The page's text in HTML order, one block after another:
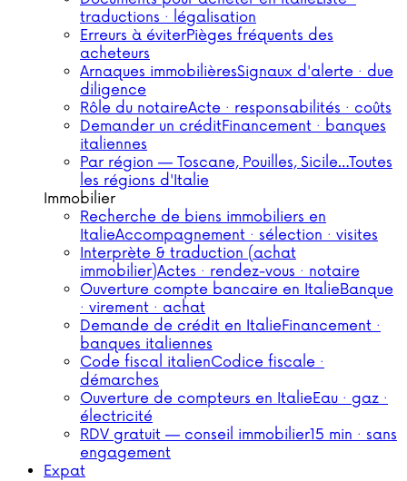
traductions · légalisation
Erreurs à éviterPièges fréquents des
acheteurs
Arnaques immobilièresSignaux d'alerte · due
diligence
Rôle du notaireActe · responsabilités · coûts
Demander un créditFinancement · banques
italiennes
Par région — Toscane, Pouilles, Sicile…Toutes
les régions d'Italie
Immobilier
Recherche de biens immobiliers en
ItalieAccompagnement · sélection · visites
Interprète & traduction (achat
immobilier)Actes · rendez-vous · notaire
Ouverture compte bancaire en ItalieBanque
· virement · achat
Demande de crédit en ItalieFinancement ·
banques italiennes
Code fiscal italienCodice fiscale ·
démarches
Ouverture de compteurs en ItalieEau · gaz ·
électricité
RDV gratuit — conseil immobilier15 min · sans
engagement
Expat